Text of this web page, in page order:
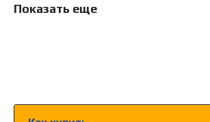
Показать еще